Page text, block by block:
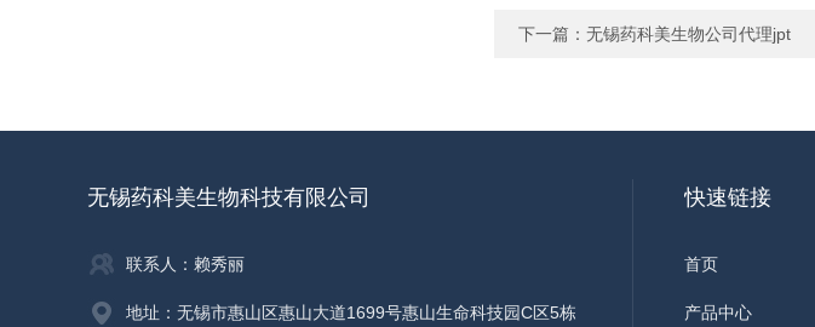
下一篇： 无锡药科美生物公司代理jpt
无锡药科美生物科技有限公司
联系人：赖秀丽
地址：无锡市惠山区惠山大道1699号惠山生命科技园C区5栋
快速链接
首页
产品中心